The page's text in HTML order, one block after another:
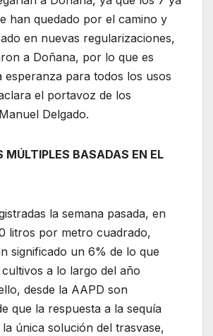
han quedado por el camino y
en nuevas regularizaciones,
a Doñana, por lo que es
esperanza para todos los usos
el portavoz de los
Manuel Delgado.
MÚLTIPLES BASADAS EN EL
la semana pasada, en
litros por metro cuadrado,
significado un 6% de lo que
cultivos a lo largo del año
desde la AAPD son
que la respuesta a la sequía
la única solución del trasvase,